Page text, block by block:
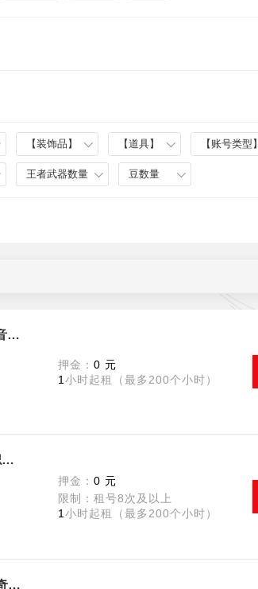
【装饰品】 【道具】 【账号类型】
王者武器数量 豆数量
【可排位】炼狱泡泡象影煞②炽芒蝶刃炽雪生化全猎皮妲己6盘6烈蝴蝶星神音效卡幻神音效卡
押金： 0 元
1 小时起租（最多200个小时）
【可排位】顶配狮子大象♉神威莲华五色炼狱泡泡象狮子八面凌龙⭐6盘6烈炽芒蝶刃⭐星骇幽瞳G36幻影幻神星神裁决音
押金： 0 元
限制：租号8次及以上
1 小时起租（最多200个小时）
【可排位】16皮幻神音效kz星火欧欧四防传说影煞百战白虎星神裁决音效传奇宠儿QBZ冠军特雷暴套6烈盘炼狱蝴蝶